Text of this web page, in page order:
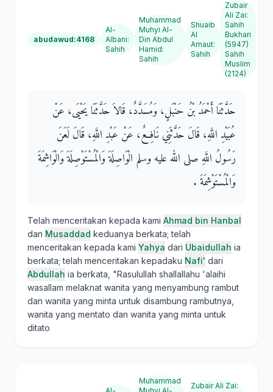
abudawud:4168
Al-
Albani:
Sahih
Muhammad
Muhyi Al-
Din Abdul
Hamid:
Sahih
Shuaib
Al
Arnaut:
Sahih
Zubair
Ali Zai:
Sahih
Bukhari
(5947)
Sahih
Muslim
(2124)
حَدَّثَنَا أَحْمَدُ بْنُ حَنْبَلٍ، وَمُسَدَّدٌ، قَالاَ حَدَّثَنَا يَحْيَى، عَنْ
عُبَيْدِ اللَّهِ، قَالَ حَدَّثَنِي نَافِعٌ، عَنْ عَبْدِ اللَّهِ، قَالَ لَعَنَ
رَسُولُ اللَّهِ صلى الله عليه وسلم الْوَاصِلَةَ وَالْمُسْتَوْصِلَةَ وَالْوَاشِمَةَ
وَالْمُسْتَوْشِمَةَ ‏.‏
Telah menceritakan kepada kami Ahmad bin Hanbal
dan Musaddad keduanya berkata; telah
menceritakan kepada kami Yahya dari Ubaidullah ia
berkata; telah menceritakan kepadaku Nafi' dari
Abdullah ia berkata, "Rasulullah shallallahu 'alaihi
wasallam melaknat wanita yang menyambung rambut
dan wanita yang minta untuk disambung rambutnya,
wanita yang mentato dan wanita yang minta untuk
ditato
Muhammad
Zubair Ali Zai: